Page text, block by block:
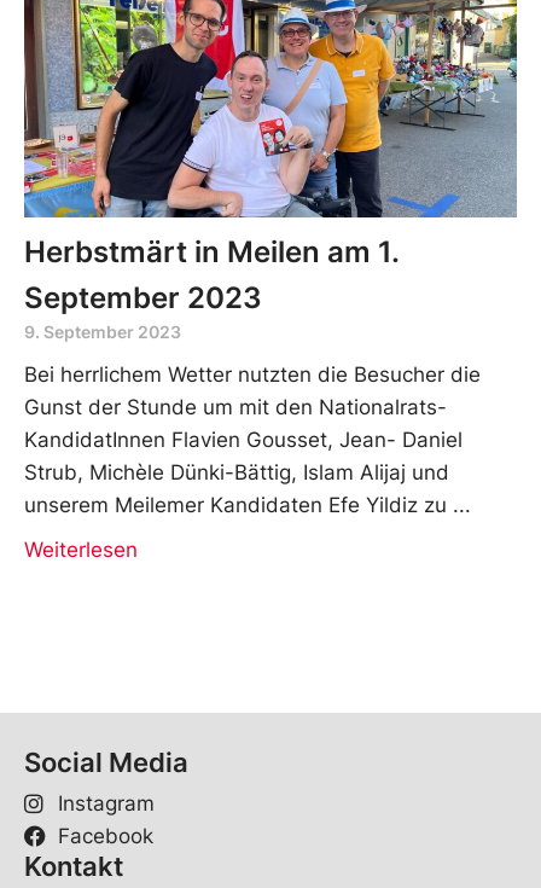
Herbstmärt in Meilen am 1.
September 2023
9. September 2023
Bei herrlichem Wetter nutzten die Besucher die
Gunst der Stunde um mit den Nationalrats-
KandidatInnen Flavien Gousset, Jean- Daniel
Strub, Michèle Dünki-Bättig, Islam Alijaj und
unserem Meilemer Kandidaten Efe Yildiz zu
Weiterlesen
Social Media
Instagram
Facebook
Kontakt